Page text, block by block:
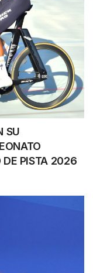
SU
DE PISTA 2026